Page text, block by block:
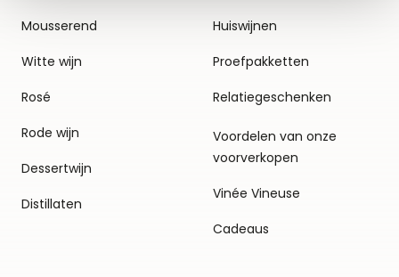
Mousserend
Witte wijn
Rosé
Rode wijn
Dessertwijn
Distillaten
Huiswijnen
Proefpakketten
Relatiegeschenken
Voordelen van onze
voorverkopen
Vinée Vineuse
Cadeaus